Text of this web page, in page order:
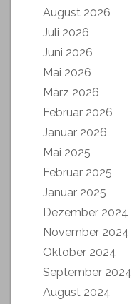
August 2026
Juli 2026
Juni 2026
Mai 2026
März 2026
Februar 2026
Januar 2026
Mai 2025
Februar 2025
Januar 2025
Dezember 2024
November 2024
Oktober 2024
September 2024
August 2024